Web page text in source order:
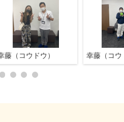
藤（コウドウ） 幸藤（コウ